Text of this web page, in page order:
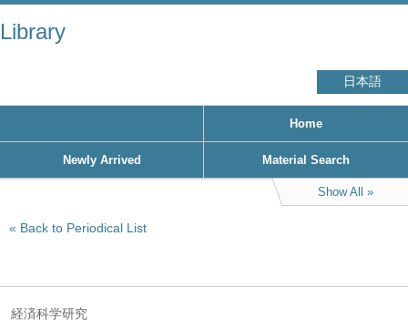
Library
日本語
Home
Newly Arrived Material Search
Show All
Back to Periodical List
経済科学研究